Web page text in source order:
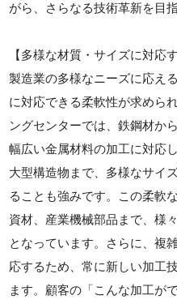
がら、さらなる技術革新を目
【多様な材質・サイズに対応
製造業の多様なニーズに応え
に対応できる柔軟性が求めら
ングセンターでは、鉄鋼材か
幅広い金属材料の加工に対応
大型構造物まで、多様なサイ
ることも強みです。この柔軟
資材、産業機械部品まで、様
となっています。さらに、複
応するため、常に新しい加工
ます。顧客の「こんな加工が